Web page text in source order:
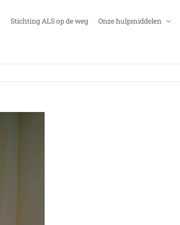
Stichting ALS op de weg Onze hulpmiddelen